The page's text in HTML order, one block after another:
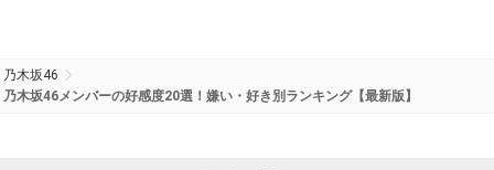
乃木坂46
乃木坂46メンバーの好感度20選！嫌い・好き別ランキング【最新版】